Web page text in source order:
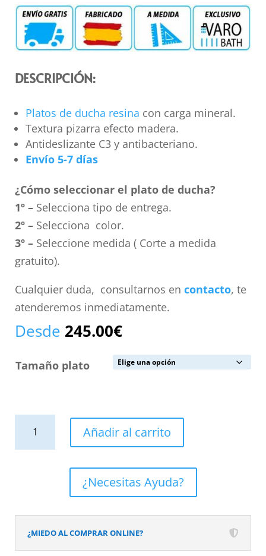
DESCRIPCIÓN:
Platos de ducha resina con carga mineral.
Textura pizarra efecto madera.
Antideslizante C3 y antibacteriano.
Envío 5-7 días
¿Cómo seleccionar el plato de ducha?
1º –Selecciona tipo de entrega.
2º –Selecciona color.
3º –Seleccione medida ( Corte a medida
gratuito).
Cualquier duda, consultarnos en contacto, te
atenderemos inmediatamente.
Desde 245.00€
Tamaño plato
pizarra
acabado
efecto
Añadir al carrito
¿Necesitas Ayuda?
¿MIEDO AL COMPRAR ONLINE?